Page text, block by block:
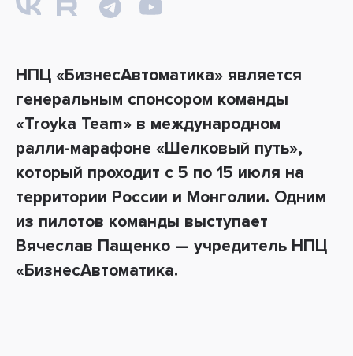
НПЦ «БизнесАвтоматика» является
генеральным спонсором команды
«Troyka Team» в международном
ралли-марафоне «Шелковый путь»,
который проходит с 5 по 15 июля на
территории России и Монголии. Одним
из пилотов команды выступает
Вячеслав Пащенко — учредитель НПЦ
«БизнесАвтоматика.